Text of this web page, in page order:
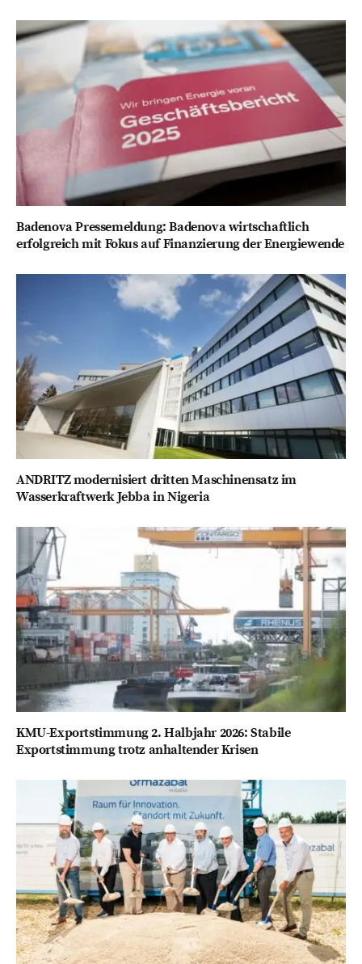
Badenova Pressemeldung: Badenova wirtschaftlich
erfolgreich mit Fokus auf Finanzierung der Energiewende
ANDRITZ modernisiert dritten Maschinensatz im
Wasserkraftwerk Jebba in Nigeria
KMU-Exportstimmung 2. Halbjahr 2026: Stabile
Exportstimmung trotz anhaltender Krisen